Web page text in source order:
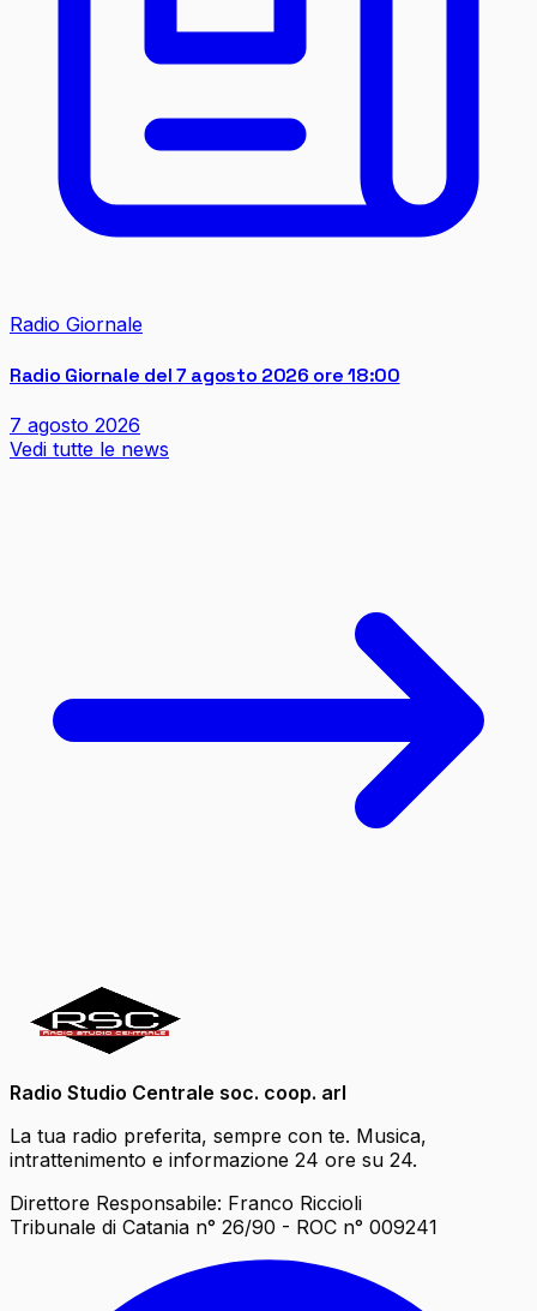
Radio Giornale
Radio Giornale del 7 agosto 2026 ore 18:00
7 agosto 2026
Vedi tutte le news
Radio Studio Centrale soc. coop. arl
La tua radio preferita, sempre con te. Musica,
intrattenimento e informazione 24 ore su 24.
Direttore Responsabile: Franco Riccioli
Tribunale di Catania n° 26/90 - ROC n° 009241